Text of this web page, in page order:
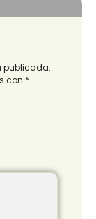
publicada.
con *